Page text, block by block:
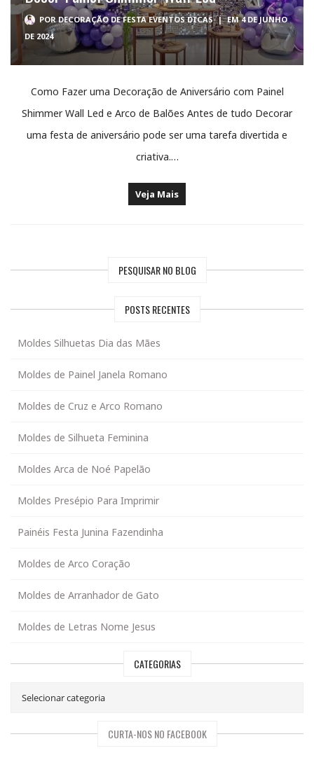
PORDECORAÇÃO DE FESTA EVENTOS DICAS | EM 4 DE JUNHO
DE 2024
Como Fazer uma Decoração de Aniversário com Painel
Shimmer Wall Led e Arco de Balões Antes de tudo Decorar
uma festa de aniversário pode ser uma tarefa divertida e
criativa.…
Veja Mais
PESQUISAR NO BLOG
POSTS RECENTES
Moldes Silhuetas Dia das Mães
Moldes de Painel Janela Romano
Moldes de Cruz e Arco Romano
Moldes de Silhueta Feminina
Moldes Arca de Noé Papelão
Moldes Presépio Para Imprimir
Painéis Festa Junina Fazendinha
Moldes de Arco Coração
Moldes de Arranhador de Gato
Moldes de Letras Nome Jesus
CATEGORIAS
CURTA-NOS NO FACEBOOK